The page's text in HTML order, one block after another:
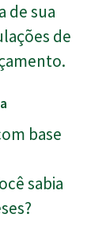
de sua
de
base
sabia